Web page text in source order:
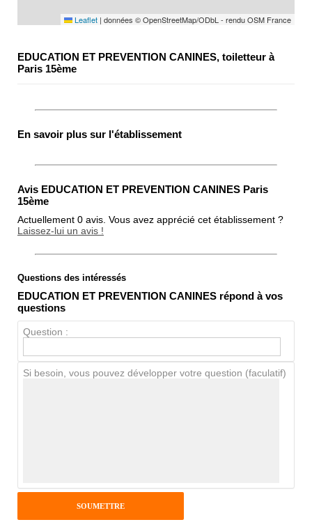
Leaflet | données © OpenStreetMap/ODbL - rendu OSM France
EDUCATION ET PREVENTION CANINES, toiletteur à
Paris 15ème
En savoir plus sur l'établissement
Avis EDUCATION ET PREVENTION CANINES Paris
15ème
Actuellement 0 avis. Vous avez apprécié cet établissement ?
Laissez-lui un avis !
Note globale
Propreté
Chien / chat
Pseudo :
Questions des intéressés
EDUCATION ET PREVENTION CANINES répond à vos
questions
Question :
Si besoin, vous pouvez développer votre question (faculatif)